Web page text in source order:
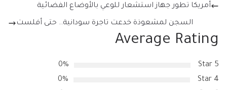
أمريكا تطور جهاز استشعار للوعي بالأوضاع الفضائية
السجن لمشعوذة خدعت تاجرة سودانية.. حتى أفلست
Average Rating
5 Star
0%
4 Star
0%